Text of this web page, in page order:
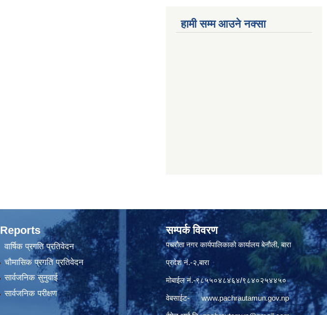
हामी सम्म आउने नक्सा
Reports
वार्षिक प्रगति प्रतिवेदन
चौमासिक प्रगति प्रतिवेदन
सार्वजनिक सुनुवाई
सार्वजनिक परीक्षण
सम्पर्क विवरण
पचरौता नगर कार्यपालिकाको कार्यालय बेनौली, बारा
प्रदेश नं.-२,बारा
मोबाईल नं.-९८५५०४८४६४/९८४०२५४४५०
वेबसाईट-www.pachrautamun.gov.np